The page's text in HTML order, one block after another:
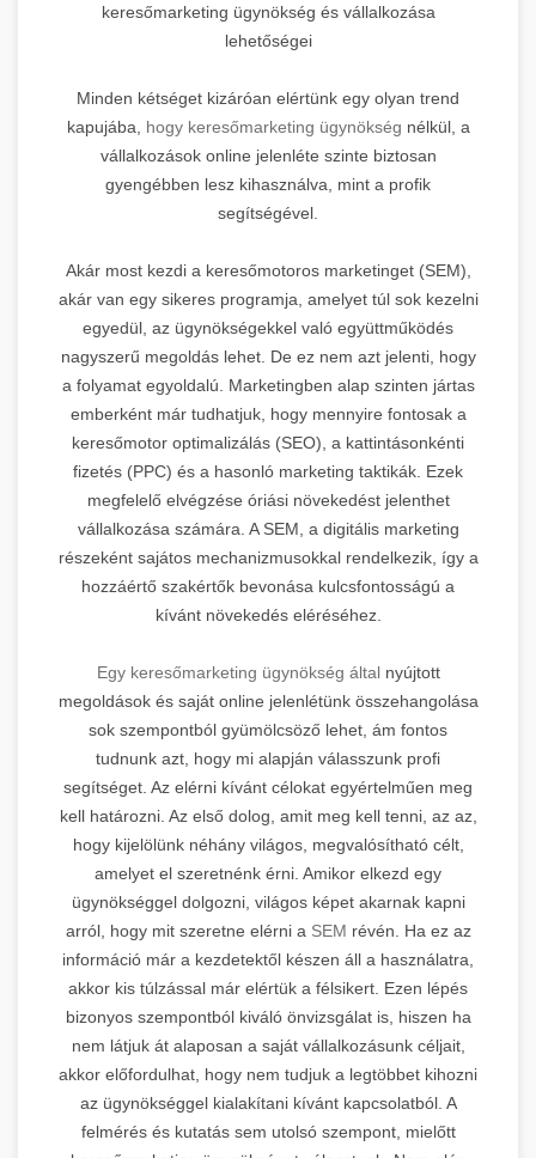
keresőmarketing ügynökség és vállalkozása
lehetőségei
Minden kétséget kizáróan elértünk egy olyan trend
kapujába, hogy keresőmarketing ügynökség nélkül, a
vállalkozások online jelenléte szinte biztosan
gyengébben lesz kihasználva, mint a profik
segítségével.
Akár most kezdi a keresőmotoros marketinget (SEM),
akár van egy sikeres programja, amelyet túl sok kezelni
egyedül, az ügynökségekkel való együttműködés
nagyszerű megoldás lehet. De ez nem azt jelenti, hogy
a folyamat egyoldalú. Marketingben alap szinten jártas
emberként már tudhatjuk, hogy mennyire fontosak a
keresőmotor optimalizálás (SEO), a kattintásonkénti
fizetés (PPC) és a hasonló marketing taktikák. Ezek
megfelelő elvégzése óriási növekedést jelenthet
vállalkozása számára. A SEM, a digitális marketing
részeként sajátos mechanizmusokkal rendelkezik, így a
hozzáértő szakértők bevonása kulcsfontosságú a
kívánt növekedés eléréséhez.
Egy keresőmarketing ügynökség által nyújtott
megoldások és saját online jelenlétünk összehangolása
sok szempontból gyümölcsöző lehet, ám fontos
tudnunk azt, hogy mi alapján válasszunk profi
segítséget. Az elérni kívánt célokat egyértelműen meg
kell határozni. Az első dolog, amit meg kell tenni, az az,
hogy kijelölünk néhány világos, megvalósítható célt,
amelyet el szeretnénk érni. Amikor elkezd egy
ügynökséggel dolgozni, világos képet akarnak kapni
arról, hogy mit szeretne elérni a SEM révén. Ha ez az
információ már a kezdetektől készen áll a használatra,
akkor kis túlzással már elértük a félsikert. Ezen lépés
bizonyos szempontból kiváló önvizsgálat is, hiszen ha
nem látjuk át alaposan a saját vállalkozásunk céljait,
akkor előfordulhat, hogy nem tudjuk a legtöbbet kihozni
az ügynökséggel kialakítani kívánt kapcsolatból. A
felmérés és kutatás sem utolsó szempont, mielőtt